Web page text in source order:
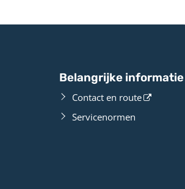
Belangrijke informatie
Contact en route
Servicenormen